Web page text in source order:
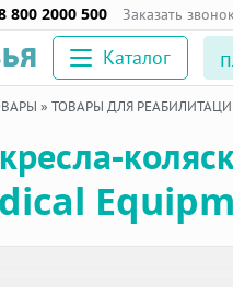
800 2000 500 Заказать
Каталог
» ТОВАРЫ ДЛЯ